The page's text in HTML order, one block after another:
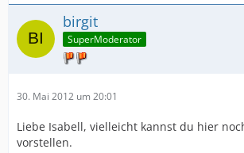
birgit
SuperModerator
30. Mai 2012 um 20:01
Liebe Isabell, vielleicht kannst du hier
vorstellen.